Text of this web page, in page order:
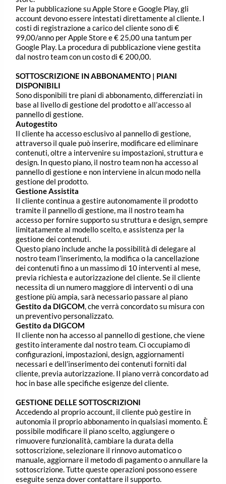
Per la pubblicazione su Apple Store e Google Play, gli
account devono essere intestati direttamente al cliente. I
costi di registrazione a carico del cliente sono di €
99,00/anno per Apple Store e € 25,00 una tantum per
Google Play. La procedura di pubblicazione viene gestita
dal nostro team con un costo di € 200,00.
SOTTOSCRIZIONE IN ABBONAMENTO | PIANI
DISPONIBILI
Sono disponibili tre piani di abbonamento, differenziati in
base al livello di gestione del prodotto e all’accesso al
pannello di gestione.
Autogestito
Il cliente ha accesso esclusivo al pannello di gestione,
attraverso il quale può inserire, modificare ed eliminare
contenuti, oltre a intervenire su impostazioni, struttura e
design. In questo piano, il nostro team non ha accesso al
pannello di gestione e non interviene in alcun modo nella
gestione del prodotto.
Gestione Assistita
Il cliente continua a gestire autonomamente il prodotto
tramite il pannello di gestione, ma il nostro team ha
accesso per fornire supporto su struttura e design, sempre
limitatamente al modello scelto, e assistenza per la
gestione dei contenuti.
Questo piano include anche la possibilità di delegare al
nostro team l’inserimento, la modifica o la cancellazione
dei contenuti fino a un massimo di 10 interventi al mese,
previa richiesta e autorizzazione del cliente. Se il cliente
necessita di un numero maggiore di interventi o di una
gestione più ampia, sarà necessario passare al piano
Gestito da DIGCOM , che verrà concordato su misura con
un preventivo personalizzato.
Gestito da DIGCOM
Il cliente non ha accesso al pannello di gestione, che viene
gestito interamente dal nostro team. Ci occupiamo di
configurazioni, impostazioni, design, aggiornamenti
necessari e dell’inserimento dei contenuti forniti dal
cliente, previa autorizzazione. Il piano verrà concordato ad
hoc in base alle specifiche esigenze del cliente.
GESTIONE DELLE SOTTOSCRIZIONI
Accedendo al proprio account, il cliente può gestire in
autonomia il proprio abbonamento in qualsiasi momento. È
possibile modificare il piano scelto, aggiungere o
rimuovere funzionalità, cambiare la durata della
sottoscrizione, selezionare il rinnovo automatico o
manuale, aggiornare il metodo di pagamento o annullare la
sottoscrizione. Tutte queste operazioni possono essere
eseguite senza dover contattare il supporto.